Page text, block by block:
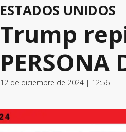
ESTADOS UNIDOS
Trump
PERSONA
12 de diciembre de 2024 | 12:56